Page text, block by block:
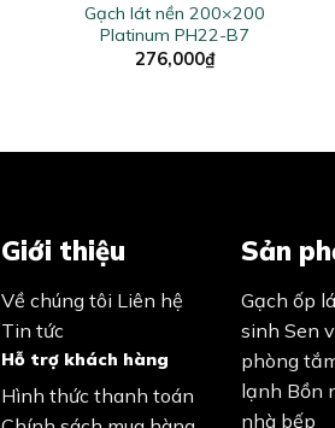
Gạch lát nền 200×200
Platinum PH22-B7
276,000₫
Giới thiệu
Về chúng tôi Liên hệ
Tin tức
Hỗ trợ khách hàng
Hình thức thanh toán
Sản
Gạch ốp
sinh Sen
phòng
lạnh Bồn
nhà bếp